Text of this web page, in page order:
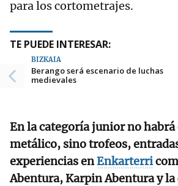
para los cortometrajes.
TE PUEDE INTERESAR:
BIZKAIA
Berango será escenario de luchas
medievales
En la categoría junior no
metálico, sino trofeos,
experiencias enEnkarterri
Abentura, Karpin Abentura y la